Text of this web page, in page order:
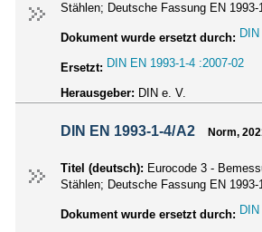
Stählen; Deutsche Fassung EN 1993-
Dokument wurde ersetzt durch:
Ersetzt: DIN EN 1993-1-4 :2007-02
Herausgeber: DIN e. V.
DIN EN 1993-1-4/A2 Norm,
Titel (deutsch): Eurocode 3 -
Stählen; Deutsche Fassung EN 1993-
Dokument wurde ersetzt durch: